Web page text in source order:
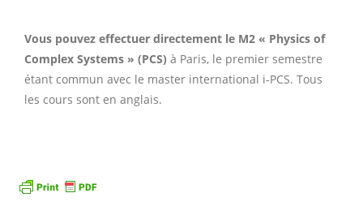
Vous pouvez effectuer directement le M2 « Physics of
Complex Systems » (PCS) à Paris, le premier semestre
étant commun avec le master international i-PCS. Tous
les cours sont en anglais.